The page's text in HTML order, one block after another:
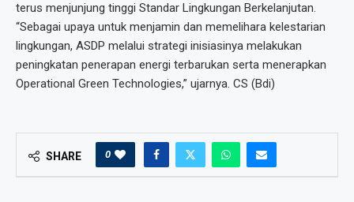
terus menjunjung tinggi Standar Lingkungan Berkelanjutan.
“Sebagai upaya untuk menjamin dan memelihara kelestarian
lingkungan, ASDP melalui strategi inisiasinya melakukan
peningkatan penerapan energi terbarukan serta menerapkan
Operational Green Technologies,” ujarnya. CS (Bdi)
SHARE 0